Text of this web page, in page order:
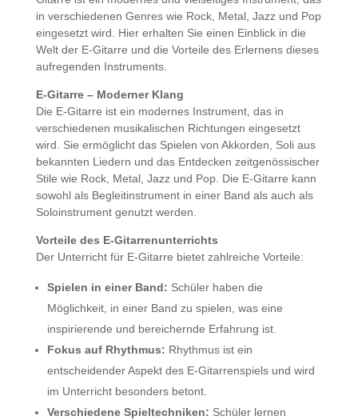
in verschiedenen Genres wie Rock, Metal, Jazz und Pop
eingesetzt wird. Hier erhalten Sie einen Einblick in die
Welt der E-Gitarre und die Vorteile des Erlernens dieses
aufregenden Instruments.
E-Gitarre – Moderner Klang
Die E-Gitarre ist ein modernes Instrument, das in
verschiedenen musikalischen Richtungen eingesetzt
wird. Sie ermöglicht das Spielen von Akkorden, Soli aus
bekannten Liedern und das Entdecken zeitgenössischer
Stile wie Rock, Metal, Jazz und Pop. Die E-Gitarre kann
sowohl als Begleitinstrument in einer Band als auch als
Soloinstrument genutzt werden.
Vorteile des E-Gitarrenunterrichts
Der Unterricht für E-Gitarre bietet zahlreiche Vorteile:
Spielen in einer Band: Schüler haben die
Möglichkeit, in einer Band zu spielen, was eine
inspirierende und bereichernde Erfahrung ist.
Fokus auf Rhythmus: Rhythmus ist ein
entscheidender Aspekt des E-Gitarrenspiels und wird
im Unterricht besonders betont.
Verschiedene Spieltechniken: Schüler lernen